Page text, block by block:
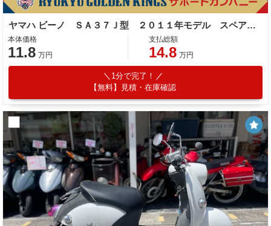
ヤマハ ビーノ ＳＡ３７Ｊ型 ２０１１年モデル スペアキー サイドスタンド センタースタンド
本体価格
11.8 万円
支払総額
14.8 万円
1分で完了！
【無料】見積・在庫確認